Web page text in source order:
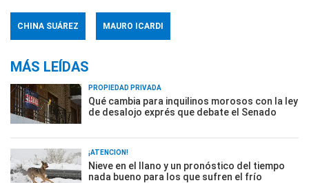
CHINA SUÁREZ MAURO ICARDI
MÁS LEÍDAS
PROPIEDAD PRIVADA
Qué cambia para inquilinos morosos con la ley
de desalojo exprés que debate el Senado
¡ATENCIÓN!
Nieve en el llano y un pronóstico del tiempo
nada bueno para los que sufren el frío